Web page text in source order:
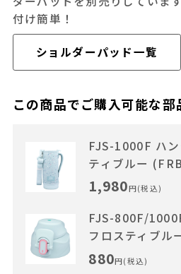
付け簡単！
ショルダーパッド一覧
この商品でご購入可能な部
FJS-1000F ハ
ティブルー
1,980円(税込)
FJS-800F/
フロスティブル
880円(税込)